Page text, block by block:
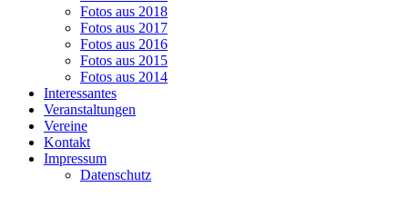
Fotos aus 2018
Fotos aus 2017
Fotos aus 2016
Fotos aus 2015
Fotos aus 2014
Interessantes
Veranstaltungen
Vereine
Kontakt
Impressum
Datenschutz